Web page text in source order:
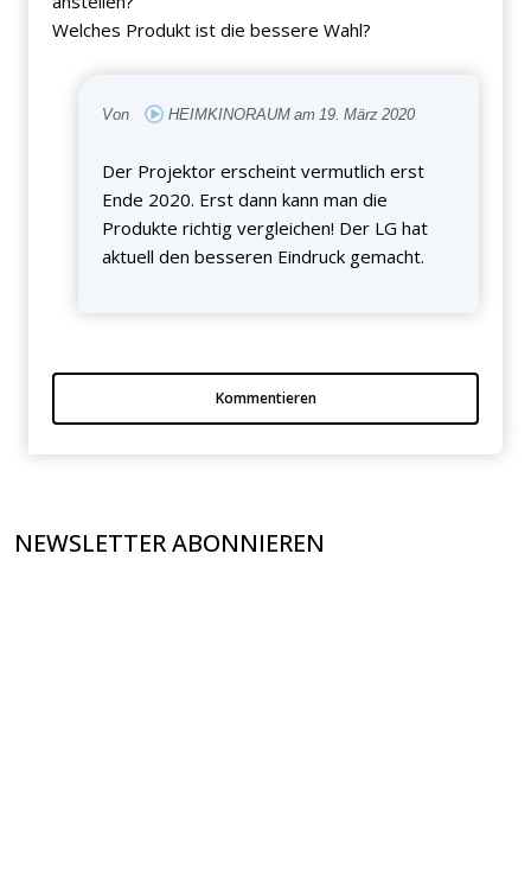
Welches Produkt ist die bessere Wahl?
Von HEIMKINORAUM am 19. März 2020
Der Projektor erscheint vermutlich erst
Ende 2020. Erst dann kann man die
Produkte richtig vergleichen! Der LG hat
aktuell den besseren Eindruck gemacht.
Kommentieren
NEWSLETTER ABONNIEREN